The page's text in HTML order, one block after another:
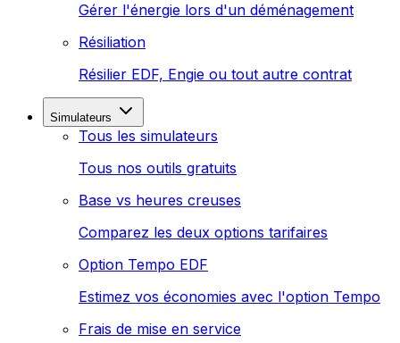
Gérer l'énergie lors d'un déménagement
Résiliation
Résilier EDF, Engie ou tout autre contrat
Simulateurs
Tous les simulateurs
Tous nos outils gratuits
Base vs heures creuses
Comparez les deux options tarifaires
Option Tempo EDF
Estimez vos économies avec l'option Tempo
Frais de mise en service